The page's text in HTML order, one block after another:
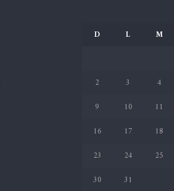
D
L M
2
3 4
9
10 11
16
17 18
23
24 25
30
31